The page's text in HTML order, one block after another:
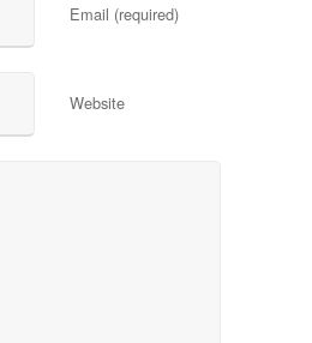
Email (required)
Website